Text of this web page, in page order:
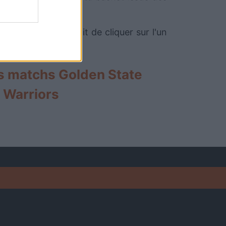
ou non. Il suffit de cliquer sur l'un
matchs Golden State
Warriors